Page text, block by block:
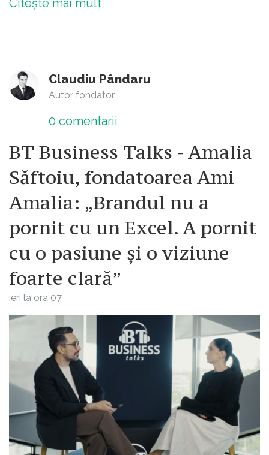
Citește mai mult
Claudiu Pândaru
Autor fondator
0 comentarii
BT Business Talks - Amalia
Săftoiu, fondatoarea Ami
Amalia: „Brandul nu a
pornit cu un Excel. A pornit
cu o pasiune și o viziune
foarte clară”
ieri la ora 07